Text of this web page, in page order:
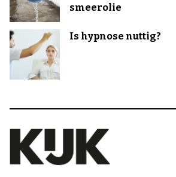
smeerolie
Is hypnose nuttig?